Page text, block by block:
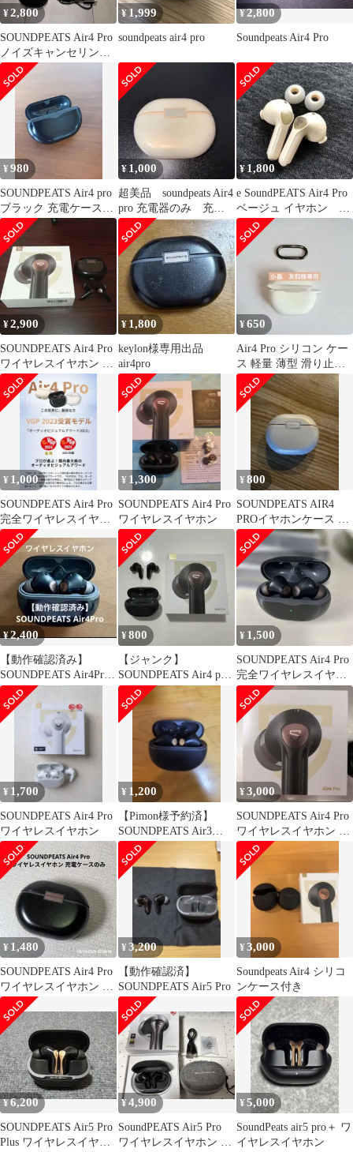
¥2,800
SOUNDPEATS Air4 Pro
ノイズキャンセリング
ワイヤレスイヤホン
¥1,999
soundpeats air4 pro
¥2,800
Soundpeats Air4 Pro
¥980
SOUNDPEATS Air4 pro
ブラック 充電ケースの
み
¥1,000
超美品 soundpeats Air4
pro 充電器のみ 充電
ケース ベージュ
¥1,800
e SoundPEATS Air4 Pro
ベージュ イヤホン 左
右 動作OK
¥2,900
SOUNDPEATS Air4 Pro
ワイヤレスイヤホン 本
体
¥ 1,800
keylon様専用出品
air4pro
¥650
Air4 Pro シリコン ケー
ス 軽量 薄型 滑り止め
収納カバー 全面保護
¥ 1,000
SOUNDPEATS Air4 Pro
完全ワイヤレスイヤホ
ン
¥ 1,300
SOUNDPEATS Air4 Pro
ワイヤレスイヤホン
¥800
SOUNDPEATS AIR4
PROイヤホンケース 本
体のみ
¥2,400
【動作確認済み】
SOUNDPEATS Air4Pro
ワイヤレスイヤホン
¥800
【ジャンク】
SOUNDPEATS Air4 pro
マルチポイント ノイキ
ャン
¥ 1,500
SOUNDPEATS Air4 Pro
完全ワイヤレスイヤホ
ン
¥ 1,700
SOUNDPEATS Air4 Pro
ワイヤレスイヤホン
¥ 1,200
【Pimon様予約済】
SOUNDPEATS Air3
Deluxe HS
¥3,000
SOUNDPEATS Air4 Pro
ワイヤレスイヤホン 本
体
¥ 1,480
SOUNDPEATS Air4 Pro
ワイヤレスイヤホン 充
電ケースのみ 黒
¥3,200
【動作確認済】
SOUNDPEATS Air5 Pro
¥3,000
Soundpeats Air4 シリコ
ンケース付き
¥6,200
SOUNDPEATS Air5 Pro
Plus ワイヤレスイヤホ
¥4,900
SoundPEATS Air5 Pro
ワイヤレスイヤホン ブ
¥5,000
SoundPeats air5 pro＋ ワ
イヤレスイヤホン